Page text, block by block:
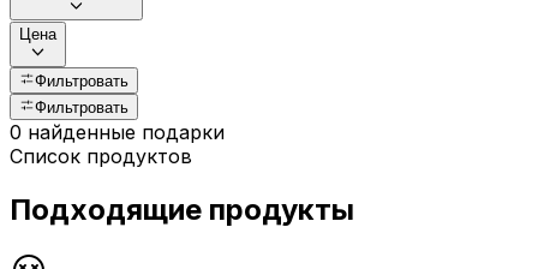
Цена
Фильтровать
Фильтровать
0 найденные подарки
Список продуктов
Подходящие продукты